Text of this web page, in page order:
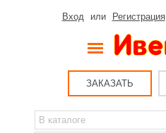
Вход или Регистрация
ЗАКАЗАТЬ